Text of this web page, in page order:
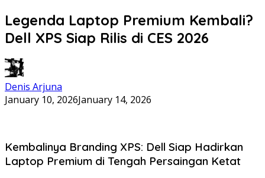
Legenda Laptop Premium Kembali?
Dell XPS Siap Rilis di CES 2026
Denis Arjuna
January 10, 2026January 14, 2026
Kembalinya Branding XPS: Dell Siap Hadirkan
Laptop Premium di Tengah Persaingan Ketat